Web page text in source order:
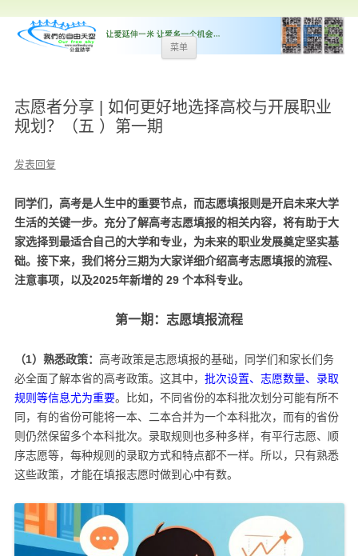
菜单
跳
至
志愿者分享 | 如何更好地选择高校与开展职业
规划？（五 ）第一期
发表回复
同学们，高考是人生中的重要节点，而志愿填报则是开启未来大学
生活的关键一步。充分了解高考志愿填报的相关内容，将有助于大
家选择到最适合自己的大学和专业，为未来的职业发展奠定坚实基
础。接下来，我们将分三期为大家详细介绍高考志愿填报的流程、
注意事项，以及2025年新增的 29 个本科专业。​
第一期：志愿填报流程​
（1）熟悉政策： 高考政策是志愿填报的基础，同学们和家长们务
必全面了解本省的高考政策。这其中， 批次设置、志愿数量、录取
规则等信息尤为重要。比如，不同省份的本科批次划分可能有所不
同，有的省份可能将一本、二本合并为一个本科批次，而有的省份
则仍然保留多个本科批次。录取规则也多种多样，有平行志愿、顺
序志愿等，每种规则的录取方式和特点都不一样。所以，只有熟悉
这些政策，才能在填报志愿时做到心中有数。